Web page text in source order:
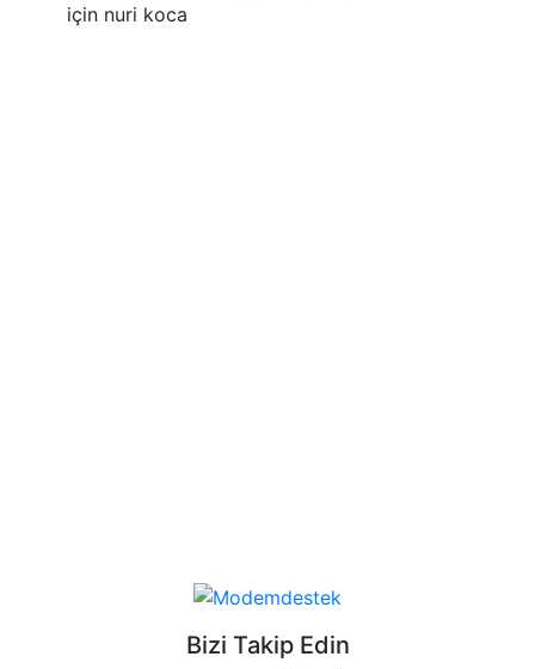
için nuri koca
Bizi Takip Edin